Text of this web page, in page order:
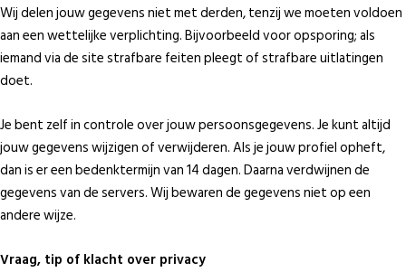
Wij delen jouw gegevens niet met derden, tenzij we moeten voldoen
aan een wettelijke verplichting. Bijvoorbeeld voor opsporing; als
iemand via de site strafbare feiten pleegt of strafbare uitlatingen
doet.
Je bent zelf in controle over jouw persoonsgegevens. Je kunt altijd
jouw gegevens wijzigen of verwijderen. Als je jouw profiel opheft,
dan is er een bedenktermijn van 14 dagen. Daarna verdwijnen de
gegevens van de servers. Wij bewaren de gegevens niet op een
andere wijze.
Vraag, tip of klacht over privacy